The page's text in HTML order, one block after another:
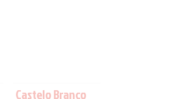
Castelo Branco